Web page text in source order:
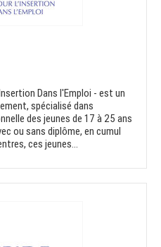
Dans l'Emploi - est un
spécialisé dans
des jeunes de 17 à 25 ans
ou sans diplôme, en cumul
ces jeunes...